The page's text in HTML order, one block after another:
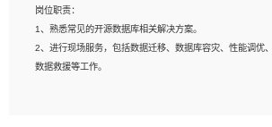
3、熟悉常见操作系统、存储、网络、 IO 等相关原理；
4、具有迁移工具实操经验，具备P2V、V2V迁移能力；
5、熟练华为、VMware虚拟化、云计算及云存储技术；
6、熟悉主流数据库、应用服务器、中间件部署架构和运维方
岗位职责：
1、熟悉常见的开源数据库相关解决方案。
2、进行现场服务，包括数据迁移、数据库容灾、性能调优
数据救援等工作。